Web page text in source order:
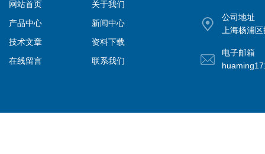
网站首页
关于我们
产品中心
新闻中心
技术文章
资料下载
在线留言
联系我们
公司地址
上海杨浦
电子邮箱